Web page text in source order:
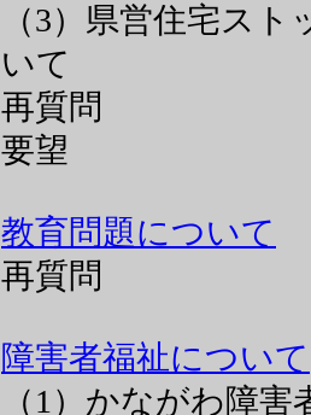
（3）県営住宅ス
いて
再質問
要望
教育問題について
再質問
障害者福祉について
（1）かながわ障